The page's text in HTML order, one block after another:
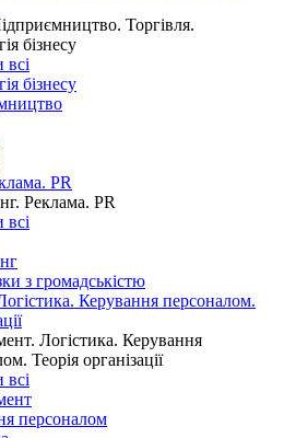
Торгівля.
бізнесу
всі
бізнесу
PR
Реклама. PR
всі
з громадськістю
Керування персоналом.
Логістика. Керування
Теорія організації
всі
персоналом